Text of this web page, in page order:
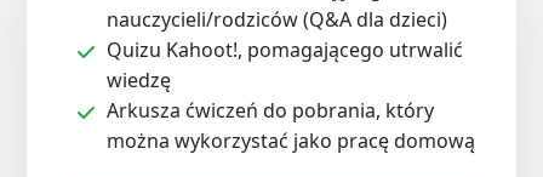
nauczycieli/rodziców (Q&A dla dzieci)
Quizu Kahoot!, pomagającego utrwalić
wiedzę
Arkusza ćwiczeń do pobrania, który
można wykorzystać jako pracę domową